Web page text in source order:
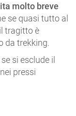
molto breve
se quasi tutto al
tragitto è
da trekking.
si esclude il
pressi